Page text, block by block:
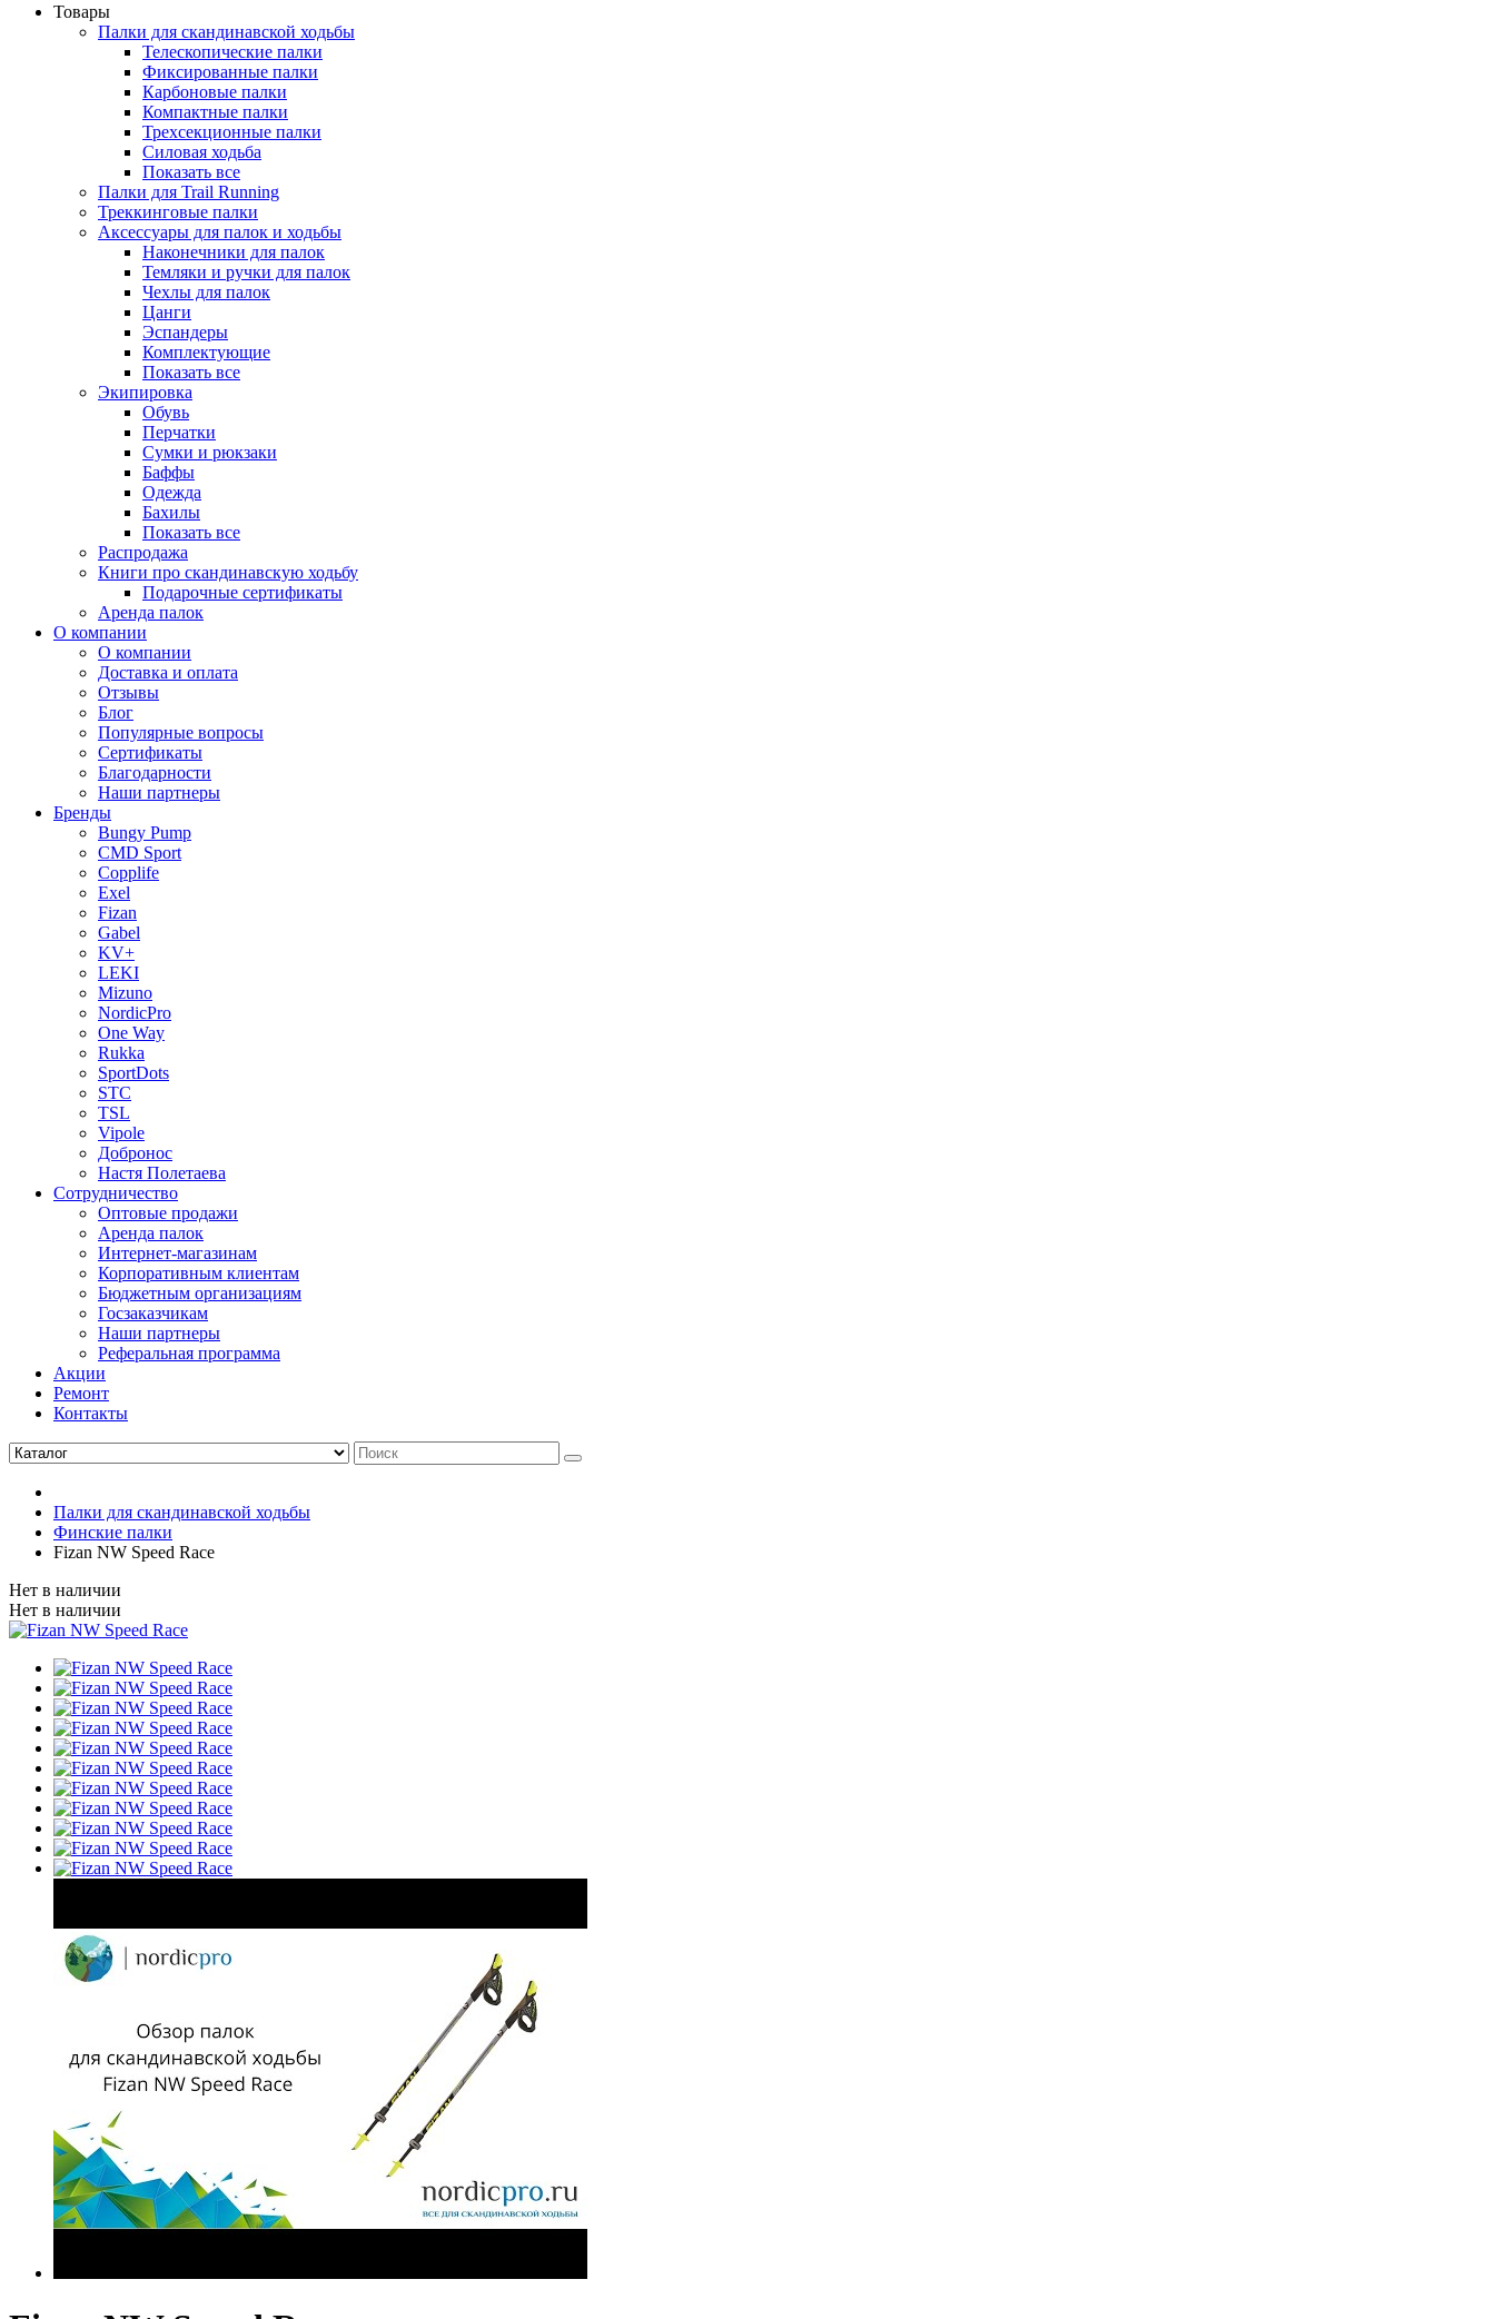
Товары
Палки для скандинавской ходьбы
Телескопические палки
Фиксированные палки
Карбоновые палки
Компактные палки
Трехсекционные палки
Силовая ходьба
Показать все
Палки для Trail Running
Треккинговые палки
Аксессуары для палок и ходьбы
Наконечники для палок
Темляки и ручки для палок
Чехлы для палок
Цанги
Эспандеры
Комплектующие
Показать все
Экипировка
Обувь
Перчатки
Сумки и рюкзаки
Баффы
Одежда
Бахилы
Показать все
Распродажа
Книги про скандинавскую ходьбу
Подарочные сертификаты
Аренда палок
О компании
О компании
Доставка и оплата
Отзывы
Блог
Популярные вопросы
Сертификаты
Благодарности
Наши партнеры
Бренды
Bungy Pump
CMD Sport
Copplife
Exel
Fizan
Gabel
KV+
LEKI
Mizuno
NordicPro
One Way
Rukka
SportDots
STC
TSL
Vipole
Добронос
Настя Полетаева
Сотрудничество
Оптовые продажи
Аренда палок
Интернет-магазинам
Корпоративным клиентам
Бюджетным организациям
Госзаказчикам
Наши партнеры
Реферальная программа
Акции
Ремонт
Контакты
Палки для скандинавской ходьбы
Финские палки
Fizan NW Speed Race
Нет в наличии
Нет в наличии